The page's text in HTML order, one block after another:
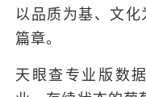
以品质为基、文
篇章。
天眼查专业版数